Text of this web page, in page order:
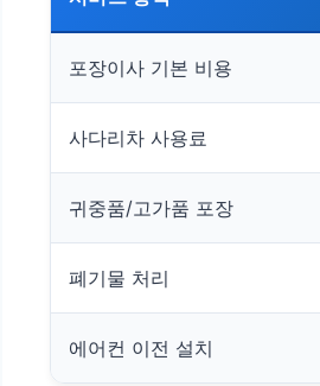
포장이사 기본 비용
사다리차 사용료
귀중품/고가품 포장
폐기물 처리
에어컨 이전 설치